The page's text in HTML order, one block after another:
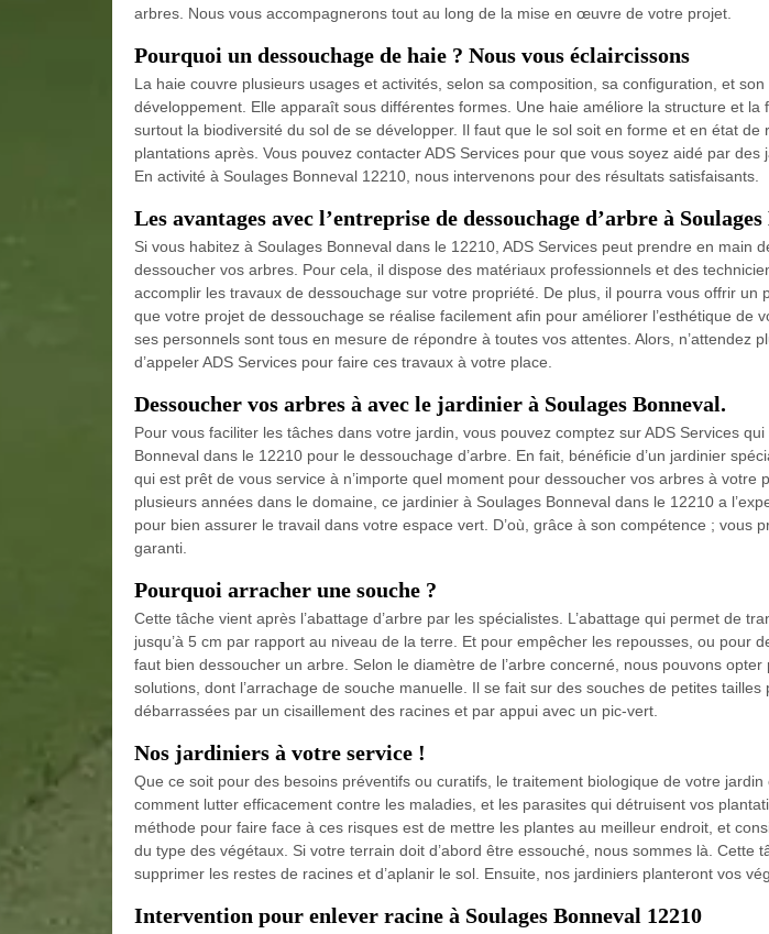
arbres. Nous vous accompagnerons tout au long de la mise en œuvre de votre projet.
Pourquoi un dessouchage de haie ? Nous vous éclaircissons
La haie couvre plusieurs usages et activités, selon sa composition, sa configuration, et son
développement. Elle apparaît sous différentes formes. Une haie améliore la structure et la
surtout la biodiversité du sol de se développer. Il faut que le sol soit en forme et en état de
plantations après. Vous pouvez contacter ADS Services pour que vous soyez aidé par des
En activité à Soulages Bonneval 12210, nous intervenons pour des résultats satisfaisants.
Les avantages avec l’entreprise de dessouchage d’arbre à
Si vous habitez à Soulages Bonneval dans le 12210, ADS Services peut prendre en main
dessoucher vos arbres. Pour cela, il dispose des matériaux professionnels et des
accomplir les travaux de dessouchage sur votre propriété. De plus, il pourra vous offrir un
que votre projet de dessouchage se réalise facilement afin pour améliorer l’esthétique de
ses personnels sont tous en mesure de répondre à toutes vos attentes. Alors, n’attendez
d’appeler ADS Services pour faire ces travaux à votre place.
Dessoucher vos arbres à avec le jardinier à Soulages Bonneval.
Pour vous faciliter les tâches dans votre jardin, vous pouvez comptez sur ADS Services
Bonneval dans le 12210 pour le dessouchage d’arbre. En fait, bénéficie d’un jardinier
qui est prêt de vous service à n’importe quel moment pour dessoucher vos arbres à votre
plusieurs années dans le domaine, ce jardinier à Soulages Bonneval dans le 12210 a
pour bien assurer le travail dans votre espace vert. D’où, grâce à son compétence ; vous
garanti.
Pourquoi arracher une souche ?
Cette tâche vient après l’abattage d’arbre par les spécialistes. L’abattage qui permet de
jusqu’à 5 cm par rapport au niveau de la terre. Et pour empêcher les repousses, ou pour
faut bien dessoucher un arbre. Selon le diamètre de l’arbre concerné, nous pouvons opter
solutions, dont l’arrachage de souche manuelle. Il se fait sur des souches de petites tailles
débarrassées par un cisaillement des racines et par appui avec un pic-vert.
Nos jardiniers à votre service !
Que ce soit pour des besoins préventifs ou curatifs, le traitement biologique de votre jardin
comment lutter efficacement contre les maladies, et les parasites qui détruisent vos
méthode pour faire face à ces risques est de mettre les plantes au meilleur endroit, et
du type des végétaux. Si votre terrain doit d’abord être essouché, nous sommes là. Cette
supprimer les restes de racines et d’aplanir le sol. Ensuite, nos jardiniers planteront vos
Intervention pour enlever racine à Soulages Bonneval 12210